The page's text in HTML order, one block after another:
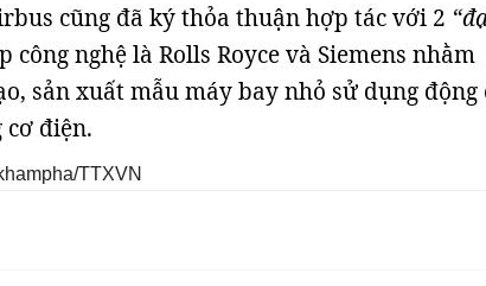
cũng đã ký thỏa thuận hợp tác với 2
công nghệ là Rolls Royce và Siemens nhằm
sản xuất mẫu máy bay nhỏ sử dụng động
điện.
TTXVN